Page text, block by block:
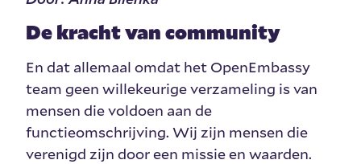
De kracht van community
En dat allemaal omdat het OpenEmbassy
team geen willekeurige verzameling is van
mensen die voldoen aan de
functieomschrijving. Wij zijn mensen die
verenigd zijn door een missie en waarden.